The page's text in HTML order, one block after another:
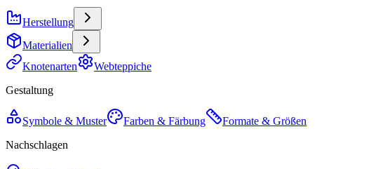
Herstellung
Materialien
Knotenarten
Webteppiche
Gestaltung
Symbole & Muster Farben & Färbung
Formate & Größen
Nachschlagen